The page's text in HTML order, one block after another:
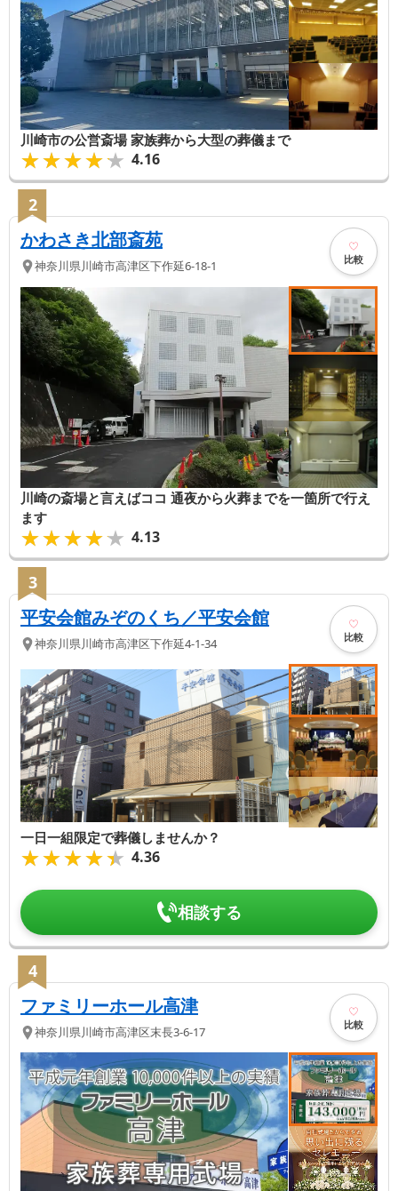
川崎市の公営斎場 家族葬から大型の葬儀まで
★★★★★
★★★★★ 4.16
2
かわさき北部斎苑
神奈川県川崎市高津区下作延6-18-1 比較
川崎の斎場と言えばココ 通夜から火葬までを一箇所で行え
ます
★★★★★
★★★★★ 4.13
3
平安会館みぞのくち／平安会館
神奈川県川崎市高津区下作延4-1-34 比較
一日一組限定で葬儀しませんか？
★★★★★
★★★★★ 4.36
相談する
4
ファミリーホール高津
神奈川県川崎市高津区末長3-6-17 比較